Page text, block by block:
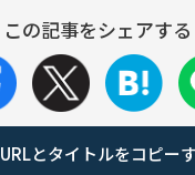
この記事をシェアする
URLとタイトルをコピー